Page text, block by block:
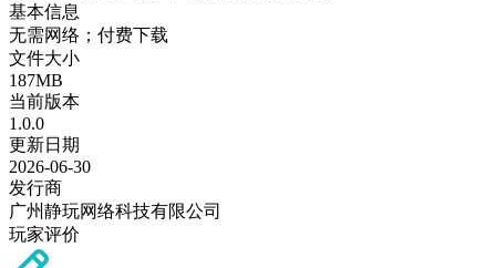
基本信息
无需网络；付费下载
文件大小
187MB
当前版本
1.0.0
更新日期
2026-06-30
发行商
广州静玩网络科技有限公司
玩家评价